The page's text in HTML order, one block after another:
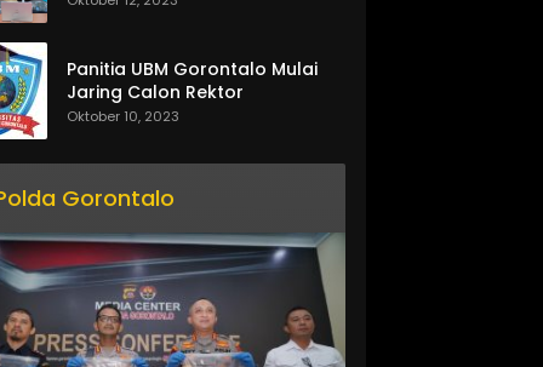
Panitia UBM Gorontalo Mulai
Jaring Calon Rektor
Oktober 10, 2023
Gorontalo